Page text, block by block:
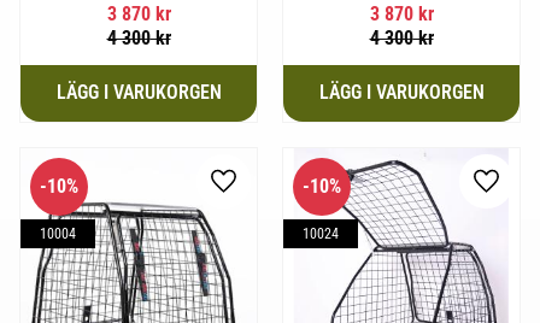
3 870kr
4 300kr
15,2 kg.
3 870kr
4 300kr
10%
10004
Lägg till i favoriter
10%
10024
Lägg